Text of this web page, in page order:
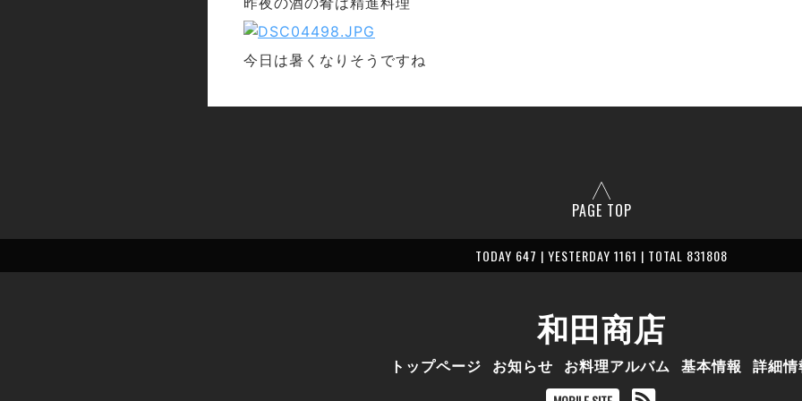
今日は暑くなりそうですね
PAGE TOP
TODAY 647 | YESTERDAY 1161 | TOTAL 831808
和田商店
トップページ お知らせ お料理アルバム 基本情報 詳細情